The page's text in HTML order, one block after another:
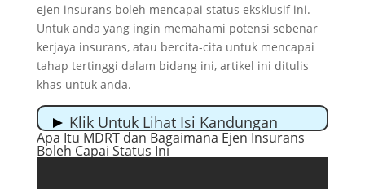
ejen insurans boleh mencapai status eksklusif ini.
Untuk anda yang ingin memahami potensi sebenar
kerjaya insurans, atau bercita-cita untuk mencapai
tahap tertinggi dalam bidang ini, artikel ini ditulis
khas untuk anda.
Klik Untuk Lihat Isi Kandungan
Apa Itu MDRT dan Bagaimana Ejen Insurans
Boleh Capai Status Ini
Apa Itu MDRT dan Bagaimana Ejen Insurans
Boleh Capai Status Ini